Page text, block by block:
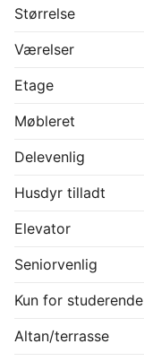
Størrelse
Værelser
Etage
Møbleret
Delevenlig
Husdyr tilladt
Elevator
Seniorvenlig
Kun for studerende
Altan/terrasse